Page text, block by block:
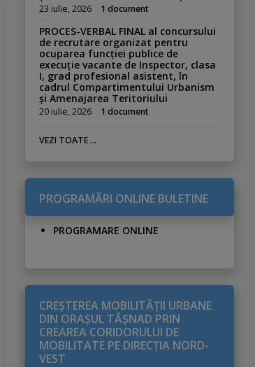
23 iulie, 2026 1 document
PROCES-VERBAL FINAL al concursului
de recrutare organizat pentru
ocuparea funcției publice de
execuție vacante de Inspector, clasa
I, grad profesional asistent, în
cadrul Compartimentului Urbanism
și Amenajarea Teritoriului
20 iulie, 2026 1 document
VEZI TOATE ...
PROGRAMĂRI ONLINE BULETINE
PROGRAMARE ONLINE
CREŞTEREA MOBILITĂŢII URBANE
DIN ORAŞUL TĂŞNAD PRIN
CREAREA CORIDORULUI DE
MOBILITATE PE DIRECŢIA NORD-
VEST